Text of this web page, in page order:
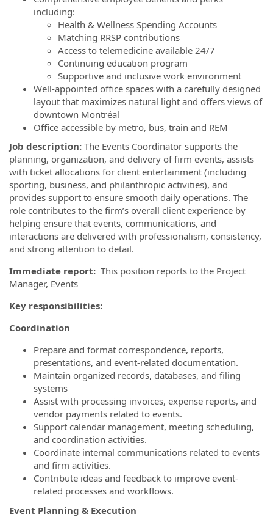
including:
Health & Wellness Spending Accounts
Matching RRSP contributions
Access to telemedicine available 24/7
Continuing education program
Supportive and inclusive work environment
Well-appointed office spaces with a carefully designed
layout that maximizes natural light and offers views of
downtown Montréal
Office accessible by metro, bus, train and REM
Job description: The Events Coordinator supports the
planning, organization, and delivery of firm events, assists
with ticket allocations for client entertainment (including
sporting, business, and philanthropic activities), and
provides support to ensure smooth daily operations. The
role contributes to the firm’s overall client experience by
helping ensure that events, communications, and
interactions are delivered with professionalism, consistency,
and strong attention to detail.
Immediate report: This position reports to the Project
Manager, Events
Key responsibilities:
Coordination
Prepare and format correspondence, reports,
presentations, and event-related documentation.
Maintain organized records, databases, and filing
systems
Assist with processing invoices, expense reports, and
vendor payments related to events.
Support calendar management, meeting scheduling,
and coordination activities.
Coordinate internal communications related to events
and firm activities.
Contribute ideas and feedback to improve event-
related processes and workflows.
Event Planning & Execution